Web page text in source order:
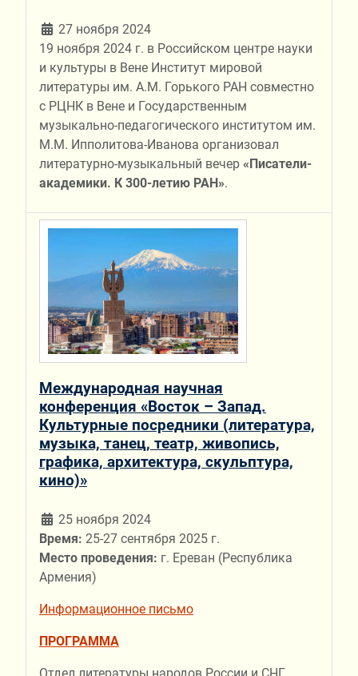
27 ноября 2024
19 ноября 2024 г. в Российском центре науки
и культуры в Вене Институт мировой
литературы им. А.М. Горького РАН совместно
с РЦНК в Вене и Государственным
музыкально-педагогического институтом им.
М.М. Ипполитова-Иванова организовал
литературно-музыкальный вечер «Писатели-
академики. К 300-летию РАН».
Международная научная
конференция «Восток – Запад.
Культурные посредники (литература,
музыка, танец, театр, живопись,
графика, архитектура, скульптура,
кино)»
25 ноября 2024
Время: 25-27 сентября 2025 г.
Место проведения: г. Ереван (Республика
Армения)
Информационное письмо
ПРОГРАММА